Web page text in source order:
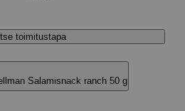
toimitustapa
Salamisnack ranch 50 g